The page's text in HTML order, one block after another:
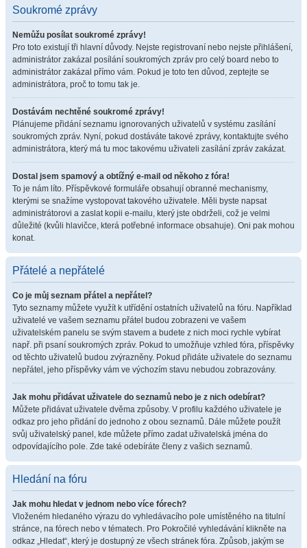
Soukromé zprávy
Nemůžu posílat soukromé zprávy!
Pro toto existují tři hlavní důvody. Nejste registrovaní nebo nejste přihlášení,
administrátor zakázal posílání soukromých zpráv pro celý board nebo to
administrátor zakázal přímo vám. Pokud je toto ten důvod, zeptejte se
administrátora, proč to tomu tak je.
Dostávám nechtěné soukromé zprávy!
Plánujeme přidání seznamu ignorovaných uživatelů v systému zasílání
soukromých zpráv. Nyní, pokud dostáváte takové zprávy, kontaktujte svého
administrátora, který má tu moc takovému uživateli zasílání zpráv zakázat.
Dostal jsem spamový a obtížný e-mail od někoho z fóra!
To je nám líto. Příspěvkové formuláře obsahují obranné mechanismy,
kterými se snažíme vystopovat takového uživatele. Měli byste napsat
administrátorovi a zaslat kopii e-mailu, který jste obdrželi, což je velmi
důležité (kvůli hlavičce, která potřebné informace obsahuje). Oni pak mohou
konat.
Přátelé a nepřátelé
Co je můj seznam přátel a nepřátel?
Tyto seznamy můžete využít k utřídění ostatních uživatelů na fóru. Například
uživatelé ve vašem seznamu přátel budou zobrazeni ve vašem
uživatelském panelu se svým stavem a budete z nich moci rychle vybírat
např. při psaní soukromých zpráv. Pokud to umožňuje vzhled fóra, příspěvky
od těchto uživatelů budou zvýrazněny. Pokud přidáte uživatele do seznamu
nepřátel, jeho příspěvky vám ve výchozím stavu nebudou zobrazovány.
Jak mohu přidávat uživatele do seznamů nebo je z nich odebírat?
Můžete přidávat uživatele dvěma způsoby. V profilu každého uživatele je
odkaz pro jeho přidání do jednoho z obou seznamů. Dále můžete použít
svůj uživatelský panel, kde můžete přímo zadat uživatelská jména do
odpovídajícího pole. Zde také odebíráte členy z vašich seznamů.
Hledání na fóru
Jak mohu hledat v jednom nebo více fórech?
Vloženém hledaného výrazu do vyhledávacího pole umístěného na titulní
stránce, na fórech nebo v tématech. Pro Pokročilé vyhledávání klikněte na
odkaz „Hledat“, který je dostupný ze všech stránek fóra. Způsob, jakým se